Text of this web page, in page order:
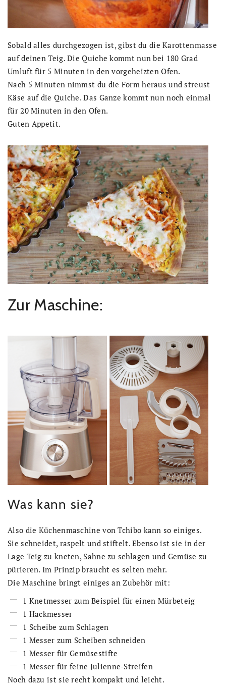
Sobald alles durchgezogen ist, gibst du die Karottenmasse
auf deinen Teig. Die Quiche kommt nun bei 180 Grad
Umluft für 5 Minuten in den vorgeheizten Ofen.
Nach 5 Minuten nimmst du die Form heraus und streust
Käse auf die Quiche. Das Ganze kommt nun noch einmal
für 20 Minuten in den Ofen.
Guten Appetit.
Zur Maschine:
Was kann sie?
Also die Küchenmaschine von Tchibo kann so einiges.
Sie schneidet, raspelt und stiftelt. Ebenso ist sie in der
Lage Teig zu kneten, Sahne zu schlagen und Gemüse zu
pürieren. Im Prinzip braucht es selten mehr.
Die Maschine bringt einiges an Zubehör mit:
1 Knetmesser zum Beispiel für einen Mürbeteig
1 Hackmesser
1 Scheibe zum Schlagen
1 Messer zum Scheiben schneiden
1 Messer für Gemüsestifte
1 Messer für feine Julienne-Streifen
Noch dazu ist sie recht kompakt und leicht.